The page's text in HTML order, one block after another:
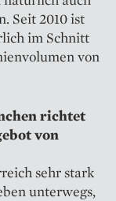
Seit 2010 ist
im Schnitt
von
richtet
von
sehr stark
unterwegs,